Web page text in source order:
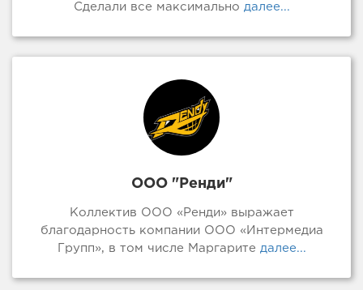
Сделали все максимально далее...
ООО "Ренди"
Коллектив ООО «Ренди» выражает
благодарность компании ООО «Интермедиа
Групп», в том числе Маргарите далее...